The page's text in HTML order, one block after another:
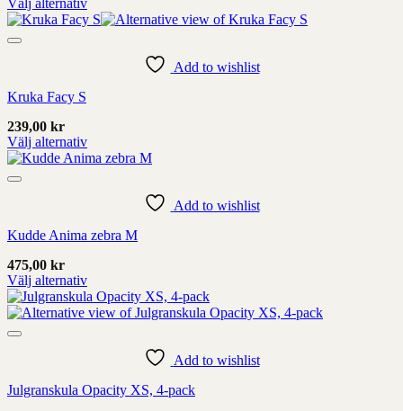
sida
Välj alternativ
Denna
produkt
kan
på
produktens
sida
Add to wishlist
Kruka Facy S
239,00 kr
Välj alternativ
Denna
produkt
kan
på
produktens
sida
Add to wishlist
Kudde Anima zebra M
475,00 kr
Välj alternativ
Denna
produkt
har
väljas
Add to wishlist
Julgranskula Opacity XS, 4-pack